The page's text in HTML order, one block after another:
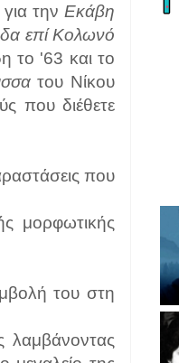
την Εκάβη
επί Κολωνό
το '63 και το
του Νίκου
που διέθετε
που
μορφωτικής
του στη
λαμβάνοντας